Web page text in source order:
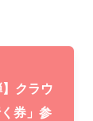
クラウ
券」参